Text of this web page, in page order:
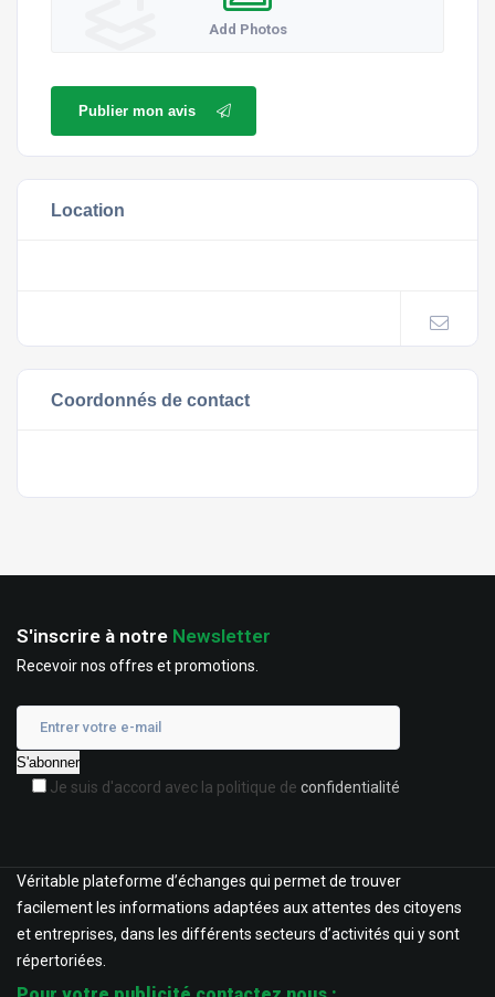
Add Photos
Publier mon avis
Location
Coordonnés de contact
S'inscrire à notre Newsletter
Recevoir nos offres et promotions.
Je suis d'accord avec la politique de confidentialité
Véritable plateforme d’échanges qui permet de trouver
facilement les informations adaptées aux attentes des citoyens
et entreprises, dans les différents secteurs d’activités qui y sont
répertoriées.